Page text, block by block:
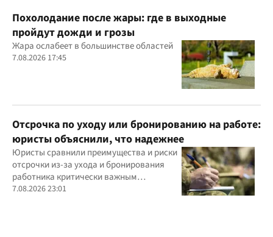
Похолодание после жары: где в выходные
пройдут дожди и грозы
Жара ослабеет в большинстве областей
7.08.2026 17:45
Отсрочка по уходу или бронированию на работе:
юристы объяснили, что надежнее
Юристы сравнили преимущества и риски
отсрочки из-за ухода и бронирования
работника критически важным
предприятием
7.08.2026 23:01